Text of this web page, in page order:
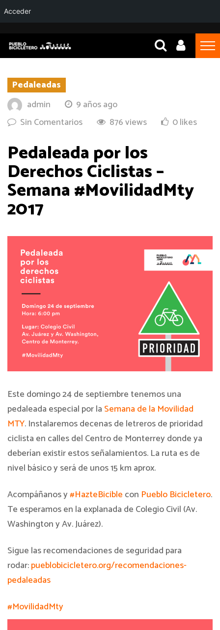
Pedaleadas
admin
9 años ago
Sin Comentarios
876 views 0 likes
Pedaleada por los
Derechos Ciclistas –
Semana #MovilidadMty
2017
Este domingo 24 de septiembre tenemos una
pedaleada especial por la Semana de la Movilidad
MTY. Instalaremos decenas de letreros de prioridad
ciclista en calles del Centro de Monterrey donde ya
deberían existir estos señalamientos. La ruta es de
nivel básico y será de unos 15 km aprox.
Acompáñanos y#HazteBicible con Pueblo Bicicletero.
Te esperamos en la explanada de Colegio Civil (Av.
Washington y Av. Juárez).
Sigue las recomendaciones de seguridad para
rodar:pueblobicicletero.org/recomendaciones-
pedaleadas
#MovilidadMty
Acceder